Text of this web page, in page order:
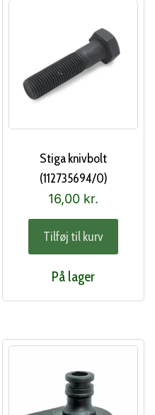
Stiga knivbolt
(112735694/0)
16,00 kr.
Tilføj til kurv
På lager